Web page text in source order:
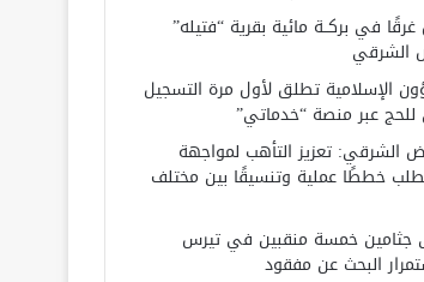
في بركــة مائية بقرية “فتيله”
الشرقي
الإسلامية تطلق لأول مرة التسجيل
للحج عبر منصة “خدماتي”
الشرقي: تعزيز التأهب لمواجهة
خططًا عملية وتنسيقًا بين مختلف
جثامين خمسة منقبين في تيرس
البحث عن مفقود